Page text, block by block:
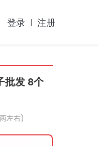
登录 | 注册
批发 8个
左右)